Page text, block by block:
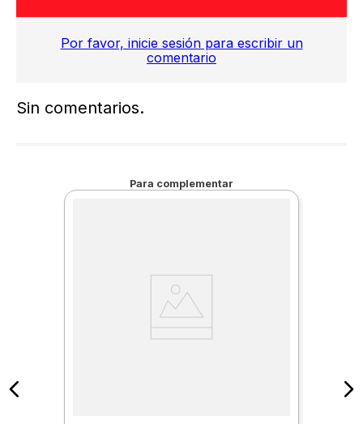
Por favor, inicie sesión para escribir un
comentario
Sin comentarios.
Para complementar